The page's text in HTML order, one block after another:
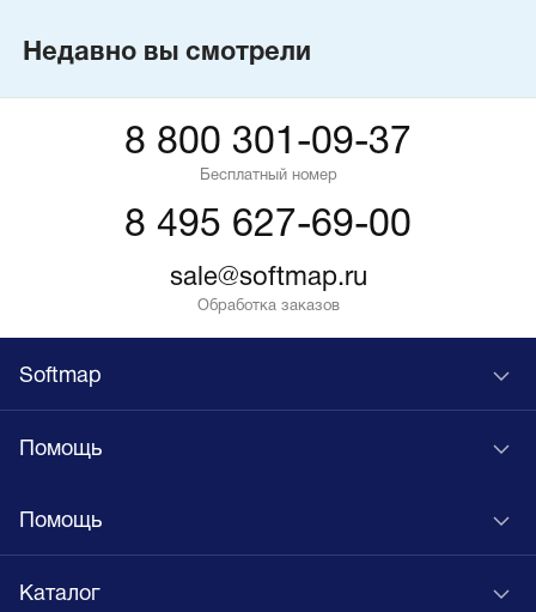
Недавно вы смотрели
8 800 301-09-37
Бесплатный номер
8 495 627-69-00
sale@softmap.ru
Обработка заказов
Softmap
Помощь
Помощь
Каталог